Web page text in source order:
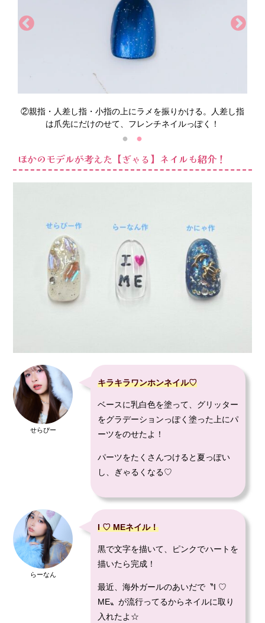
①aを親指と小指、 b を中指と薬指、cを人差し指に塗る。ム
ラにならないように2度塗りするよ。
ほかのモデルが考えた【ぎゃる】ネイルも紹介！
せらぴー
キラキラワンホンネイル♡
ベースに乳白色を塗って、グリッター
をグラデーションっぽく塗った上にパ
ーツをのせたよ！
パーツをたくさんつけると夏っぽい
し、ぎゃるくなる♡
らーなん
I ♡ MEネイル！
黒で文字を描いて、ピンクでハートを
描いたら完成！
最近、海外ガールのあいだで〝I ♡
ME〟が流行ってるからネイルに取り
入れたよ☆